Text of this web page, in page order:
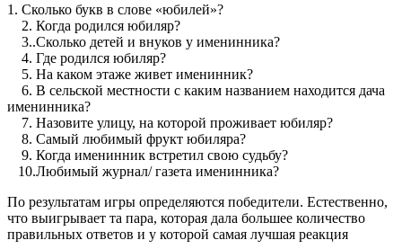
1. Сколько букв в слове «юбилей»?
2. Когда родился юбиляр?
3..Сколько детей и внуков у именинника?
4. Где родился юбиляр?
5. На каком этаже живет именинник?
6. В сельской местности с каким названием находится дача
именинника?
7. Назовите улицу, на которой проживает юбиляр?
8. Самый любимый фрукт юбиляра?
9. Когда именинник встретил свою судьбу?
10.Любимый журнал/ газета именинника?
По результатам игры определяются победители. Естественно,
что выигрывает та пара, которая дала большее количество
правильных ответов и у которой самая лучшая реакция